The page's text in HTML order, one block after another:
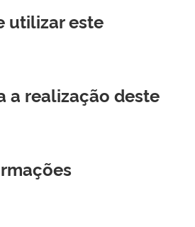
utilizar este
a realização deste